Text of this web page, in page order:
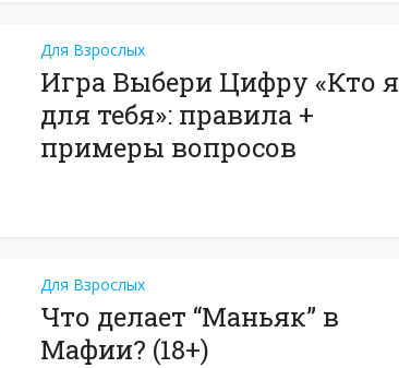
Для Взрослых
Игра Выбери Цифру «Кто я
для тебя»: правила +
примеры вопросов
Для Взрослых
Что делает “Маньяк” в
Мафии? (18+)